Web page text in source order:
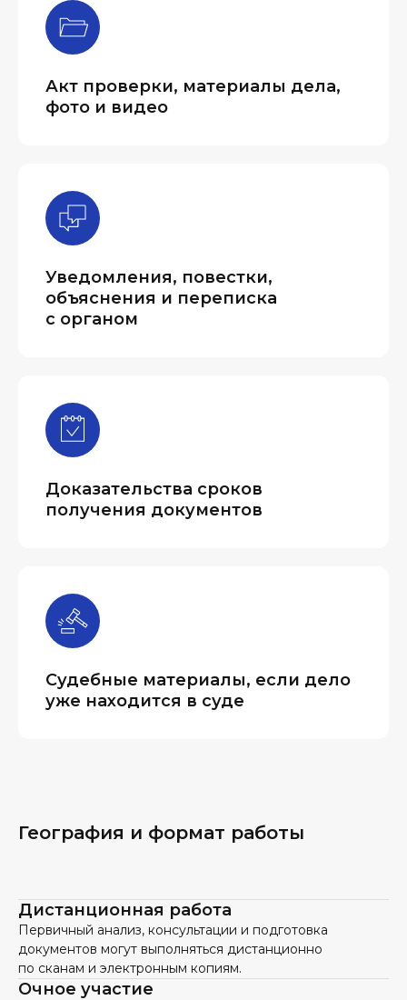
Акт проверки, материалы дела,
фото и видео
Уведомления, повестки,
объяснения и переписка
с органом
Доказательства сроков
получения документов
Судебные материалы, если дело
уже находится в суде
География и формат работы
Дистанционная работа
Первичный анализ, консультации и подготовка
документов могут выполняться дистанционно
по сканам и электронным копиям.
Очное участие